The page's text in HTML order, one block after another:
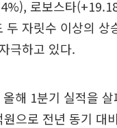
로보스타
자릿수 이상의 상
극하고 있다.
해 1분기 실적을
으로 전년 동기 대